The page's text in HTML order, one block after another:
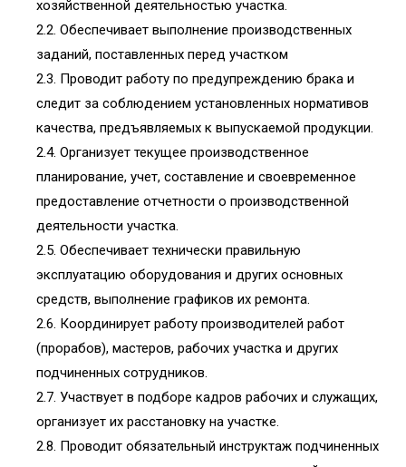
хозяйственной деятельностью участка.
2.2. Обеспечивает выполнение производственных
заданий, поставленных перед участком
2.3. Проводит работу по предупреждению брака и
следит за соблюдением установленных нормативов
качества, предъявляемых к выпускаемой продукции.
2.4. Организует текущее производственное
планирование, учет, составление и своевременное
предоставление отчетности о производственной
деятельности участка.
2.5. Обеспечивает технически правильную
эксплуатацию оборудования и других основных
средств, выполнение графиков их ремонта.
2.6. Координирует работу производителей работ
(прорабов), мастеров, рабочих участка и других
подчиненных сотрудников.
2.7. Участвует в подборе кадров рабочих и служащих,
организует их расстановку на участке.
2.8. Проводит обязательный инструктаж подчиненных